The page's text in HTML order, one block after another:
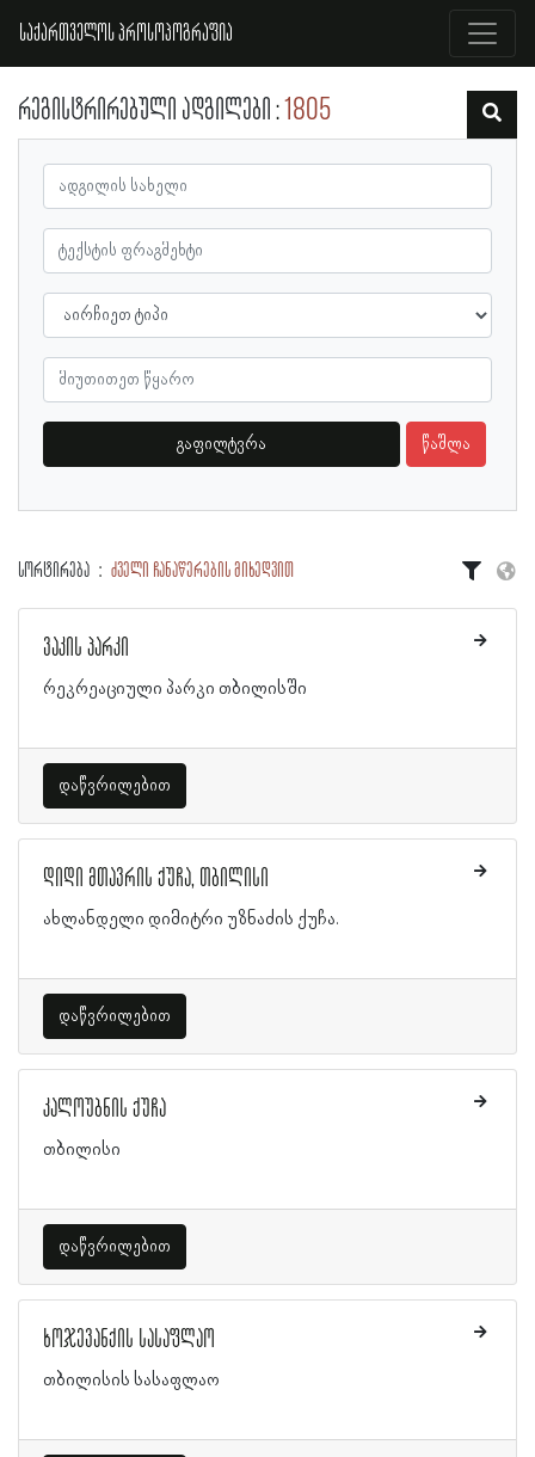
საქართველოს პროსოპოგრაფია
რეგისტრირებული ადგილები 1805
გაფილტვრა წაშლა
სორტირება ძველი ჩანაწერების მიხედვით
ვაკის პარკი
რეკრეაციული პარკი თბილისში
დაწვრილებით
დიდი მთავრის ქუჩა, თბილისი
ახლანდელი დიმიტრი უზნაძის ქუჩა.
დაწვრილებით
კალოუბნის ქუჩა
თბილისი
დაწვრილებით
ხოჯევანქის სასაფლაო
თბილისის სასაფლაო